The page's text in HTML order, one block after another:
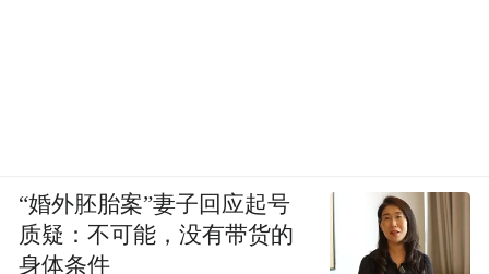
“婚外胚胎案”妻子回应起号
质疑：不可能，没有带货的
身体条件